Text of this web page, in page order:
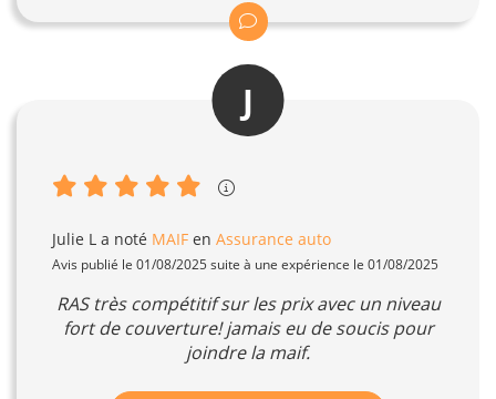
J
Julie L a noté MAIF en Assurance auto
Avis publié le 01/08/2025 suite à une expérience le 01/08/2025
RAS très compétitif sur les prix avec un niveau
fort de couverture! jamais eu de soucis pour
joindre la maif.